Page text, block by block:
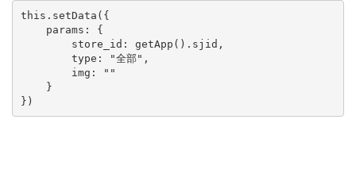
this.setData({
params: {
store_id: getApp().sjid,
type: "全部",
img: ""
}
})